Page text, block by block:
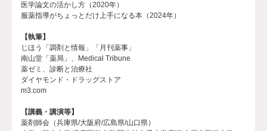
医学論文の活かし方（2020年）
服薬指導がちょっとだけ上手になる本（2024年）
【執筆】
じほう「調剤と情報」「月刊薬事」
南山堂「薬局」、Medical Tribune
薬ゼミ、診断と治療社
ダイヤモンド・ドラッグストア
m3.com
【講義・講演等】
薬剤師会（兵庫県/大阪府/広島県/山口県）